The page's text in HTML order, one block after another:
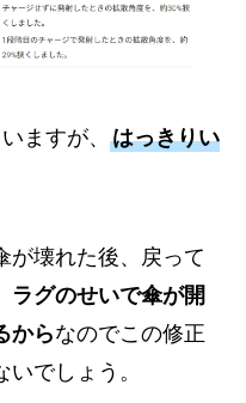
ますが、 はっきりい
が壊れた後、戻って
ラグのせいで傘が開
からなのでこの修正
でしょう。